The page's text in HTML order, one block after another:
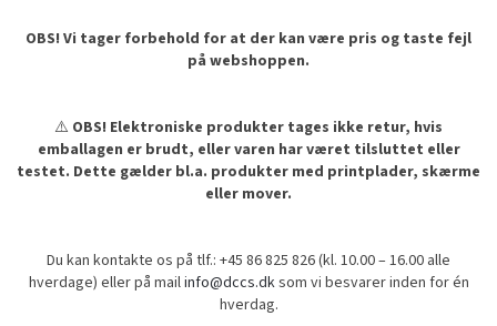
OBS! Vi tager forbehold for at der kan være pris og taste fejl
på webshoppen.
⚠️ OBS! Elektroniske produkter tages ikke retur, hvis
emballagen er brudt, eller varen har været tilsluttet eller
testet. Dette gælder bl.a. produkter med printplader, skærme
eller mover.
Du kan kontakte os på tlf.: +45 86 825 826 (kl. 10.00 – 16.00 alle
hverdage) eller på mailinfo@dccs.dksom vi besvarer inden for én
hverdag.